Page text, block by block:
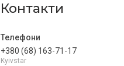
Контакти
+380 (68) 163-71-17
Kyivstar